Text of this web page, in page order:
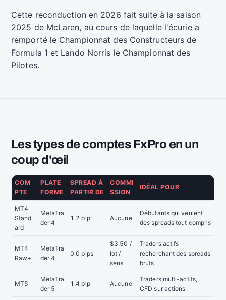
Cette reconduction en 2026 fait suite à la saison
2025 de McLaren, au cours de laquelle l'écurie a
remporté le Championnat des Constructeurs de
Formula 1 et Lando Norris le Championnat des
Pilotes.
Les types de comptes FxPro en un
coup d'œil
COM
PTE
PLATE
FORME
SPREAD À
PARTIR DE
COMMI
SSION
IDÉAL POUR
MT4
Stand
ard
MetaTra
der 4
1.2 pip Aucune
Débutants qui veulent
des spreads tout compris
MT4
Raw+
MetaTra
der 4
0.0 pips
$3.50 /
lot /
sens
Traders actifs
recherchant des spreads
bruts
MT5
MetaTra
der 5
1.4 pip Aucune
Traders multi-actifs,
CFD sur actions